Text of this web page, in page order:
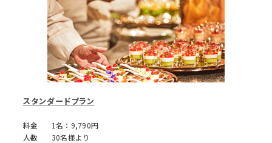
スタンダードプラン
料金
1名：9,790円
人数
30名様より